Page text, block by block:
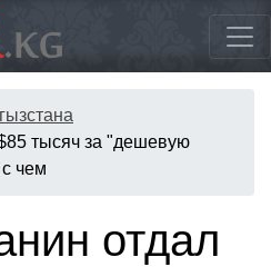
тысяч за "дешевую
чем
отдал